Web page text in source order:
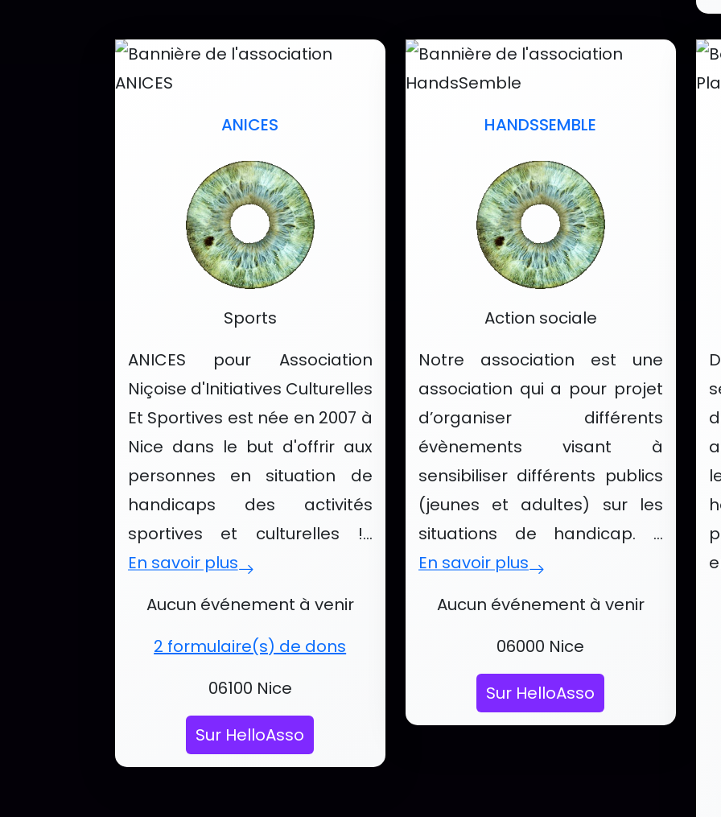
ANICES
Catégorie :
Sports
ANICES pour Association
Niçoise d'Initiatives Culturelles
Et Sportives est née en 2007 à
Nice dans le but d'offrir aux
personnes en situation de
handicaps des activités
sportives et culturelles !...
En savoir plus
Événements et services de ANICES
Aucun événement à venir
2 formulaire(s) de dons
Localisation :
06100 Nice
Sur HelloAsso
HANDSSEMBLE
Catégorie :
Action sociale
Notre association est une
association qui a pour projet
d’organiser différents
évènements visant à
sensibiliser différents publics
(jeunes et adultes) sur les
situations de handicap. ...
En savoir plus
Événements et services de
Aucun événement à venir
Localisation :
06000 Nice
Sur HelloAsso